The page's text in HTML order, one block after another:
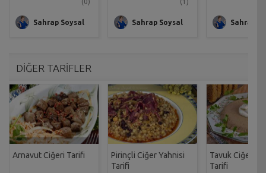
Sahrap Soysal Sahrap Soysal Sahrap
DİĞER TARİFLER
Arnavut Ciğeri Tarifi
Pirinçli Ciğer Yahnisi
Tarifi
Tavuk Ciğeri
Tarifi